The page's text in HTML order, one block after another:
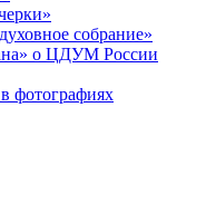
собрание»
о ЦДУМ России
фотографиях